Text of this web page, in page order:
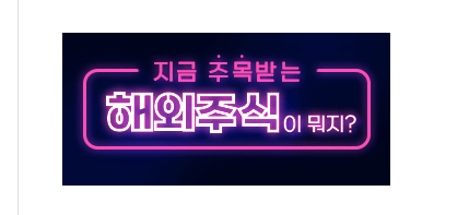
울시 '정책 엇박자'
만 경쟁 치열